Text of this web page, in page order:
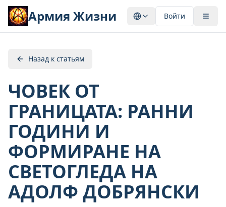
Армия Жизни Войти
Назад к статьям
ЧОВЕК ОТ
ГРАНИЦАТА: РАННИ
ГОДИНИ И
ФОРМИРАНЕ НА
СВЕТОГЛЕДА НА
АДОЛФ ДОБРЯНСКИ